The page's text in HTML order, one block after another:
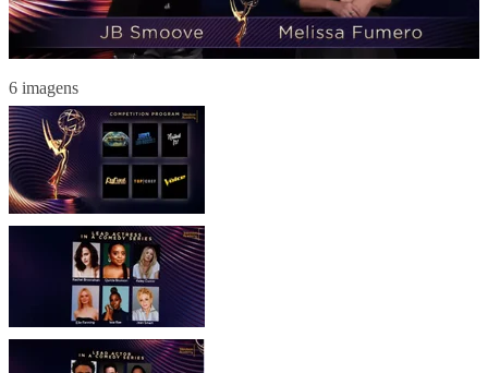
6 imagens